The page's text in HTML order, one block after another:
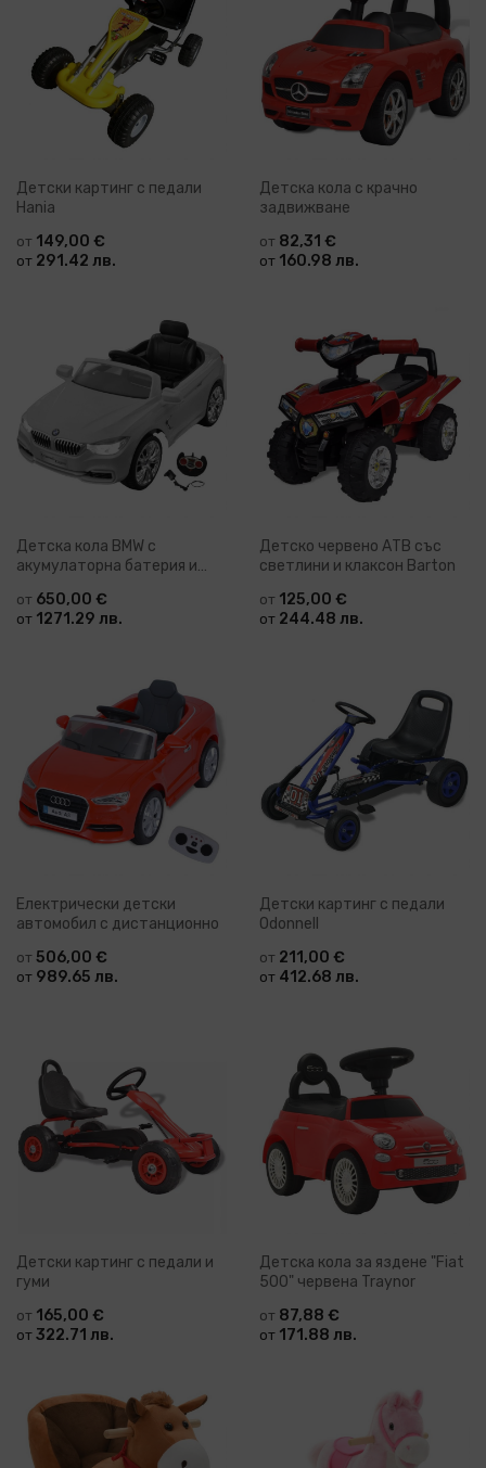
Детски картинг с педали
Hania
от 149,00 €
от 291.42 лв.
Детска кола с крачно
задвижване
от 82,31 €
от 160.98 лв.
Детска кола BMW с
акумулаторна батерия и
от 650,00 €
от 1271.29 лв.
Детско червено АТВ със
светлини и клаксон Barton
от 125,00 €
от 244.48 лв.
Електрически детски
автомобил с дистанционно
от 506,00 €
от 989.65 лв.
Детски картинг с педали
Odonnell
от 211,00 €
от 412.68 лв.
Детски картинг с педали и
гуми
от 165,00 €
от 322.71 лв.
Детска кола за яздене "Fiat
500" червена Traynor
от 87,88 €
от 171.88 лв.